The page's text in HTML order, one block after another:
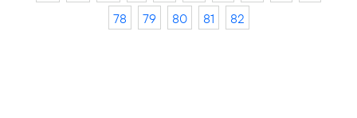
78
79 80 81 82